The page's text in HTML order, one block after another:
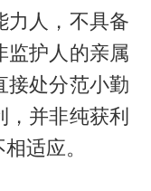
力人，不具备
监护人的亲属
接处分范小勤
，并非纯获利
适应。